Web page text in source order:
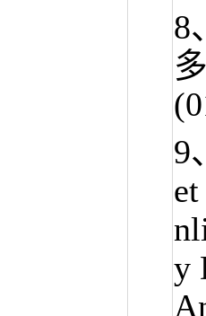
8、
9
y